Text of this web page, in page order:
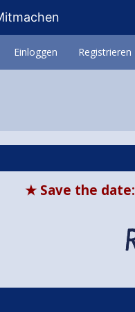
Einloggen Registrieren
★ Save the date: